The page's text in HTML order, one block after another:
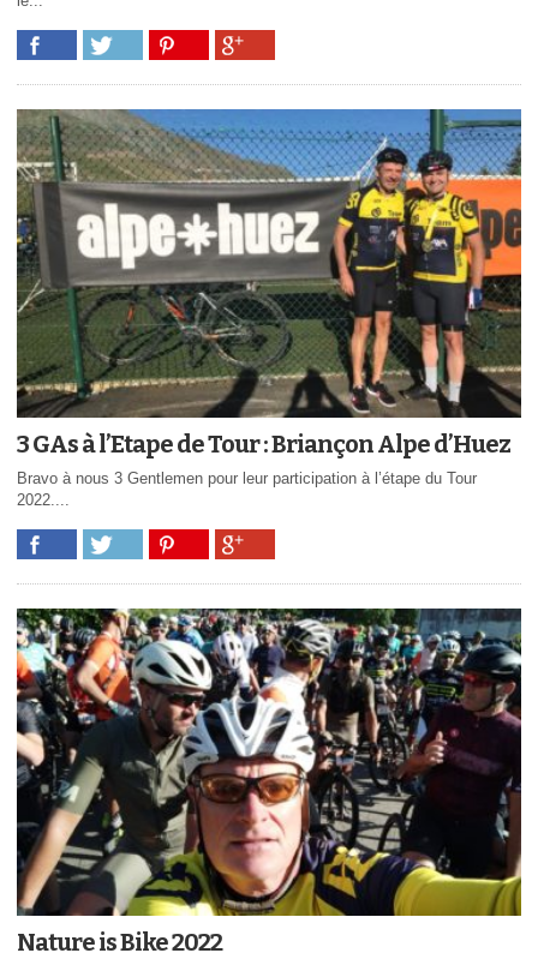
3 GAs à l’Etape de Tour : Briançon Alpe d’Huez
Bravo à nous 3 Gentlemen pour leur participation à l’étape du Tour
2022....
Nature is Bike 2022